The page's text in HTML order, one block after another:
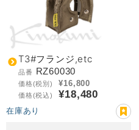
T3#フランジ,etc
品番 RZ60030
価格(税別) ¥16,800
価格(税込) ¥18,480
在庫あり